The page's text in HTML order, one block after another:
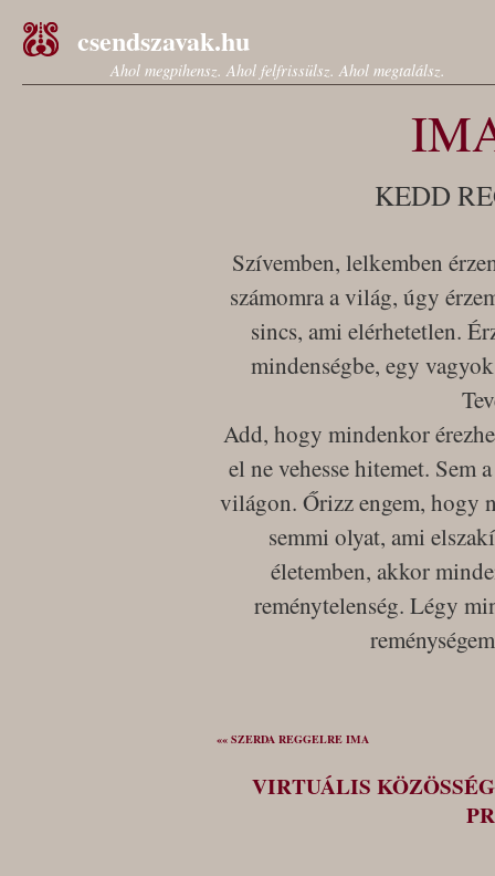
csendszavak.hu
Ahol megpihensz. Ahol felfrissülsz. Ahol megtalálsz.
KEDD
Szívemben, lelkemben
számomra a világ, úgy
sincs, ami elérhetetlen.
mindenségbe, egy
Add, hogy mindenkor
el ne vehesse hitemet. Sem
világon. Őrizz engem, hogy
semmi olyat, ami
életemben, akkor
reménytelenség. Légy
«« SZERDA REGGELRE IMA
VIRTUÁLIS KÖZÖSSÉG